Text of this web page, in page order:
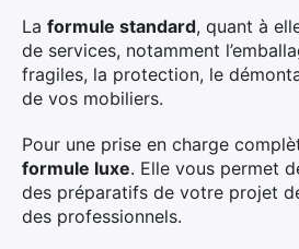
La formule standard, quant à
de services, notamment
fragiles, la protection, le
de vos mobiliers.
Pour une prise en charge
formule luxe. Elle vous permet
des préparatifs de votre projet
des professionnels.